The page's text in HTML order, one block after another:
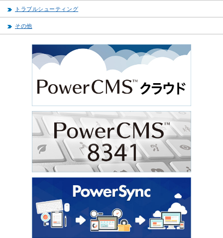
トラブルシューティング
その他